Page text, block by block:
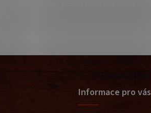
Informace pro vás